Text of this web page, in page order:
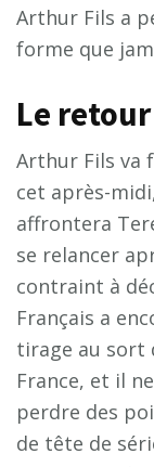
Arthur Fils a
forme que
Le
Arthur Fils va
cet après-
affrontera
se relancer
contraint à
Français a
tirage au sort
France, et il
perdre des
de tête de